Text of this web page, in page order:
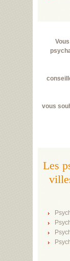
vous
Les